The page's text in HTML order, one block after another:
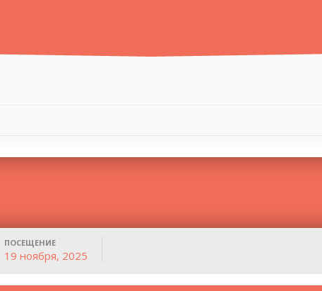
ПОСЕЩЕНИЕ
19 ноября, 2025